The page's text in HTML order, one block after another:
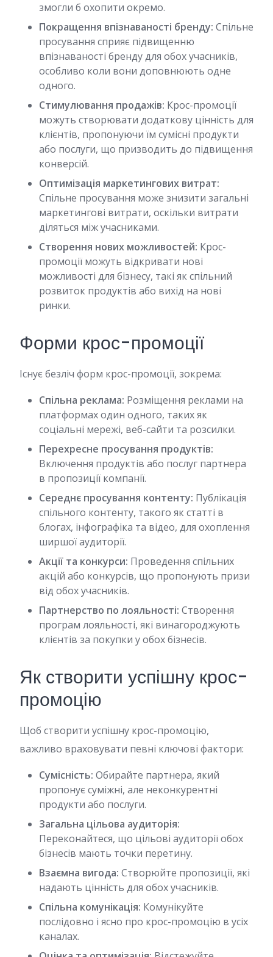
змогли б охопити окремо.
Покращення впізнаваності бренду: Спільне
просування сприяє підвищенню
впізнаваності бренду для обох учасників,
особливо коли вони доповнюють одне
одного.
Стимулювання продажів: Крос-промоції
можуть створювати додаткову цінність для
клієнтів, пропонуючи їм сумісні продукти
або послуги, що призводить до підвищення
конверсій.
Оптимізація маркетингових витрат:
Спільне просування може знизити загальні
маркетингові витрати, оскільки витрати
діляться між учасниками.
Створення нових можливостей: Крос-
промоції можуть відкривати нові
можливості для бізнесу, такі як спільний
розвиток продуктів або вихід на нові
ринки.
Форми крос-промоції
Існує безліч форм крос-промоції, зокрема:
Спільна реклама: Розміщення реклами на
платформах один одного, таких як
соціальні мережі, веб-сайти та розсилки.
Перехресне просування продуктів:
Включення продуктів або послуг партнера
в пропозиції компанії.
Середнє просування контенту: Публікація
спільного контенту, такого як статті в
блогах, інфографіка та відео, для охоплення
ширшої аудиторії.
Акції та конкурси: Проведення спільних
акцій або конкурсів, що пропонують призи
від обох учасників.
Партнерство по лояльності: Створення
програм лояльності, які винагороджують
клієнтів за покупки у обох бізнесів.
Як створити успішну крос-
промоцію
Щоб створити успішну крос-промоцію,
важливо враховувати певні ключові фактори:
Сумісність: Обирайте партнера, який
пропонує суміжні, але неконкурентні
продукти або послуги.
Загальна цільова аудиторія:
Переконайтеся, що цільові аудиторії обох
бізнесів мають точки перетину.
Взаємна вигода: Створюйте пропозиції, які
надають цінність для обох учасників.
Спільна комунікація: Комунікуйте
послідовно і ясно про крос-промоцію в усіх
каналах.